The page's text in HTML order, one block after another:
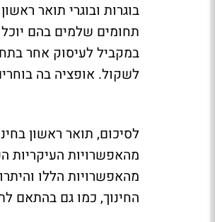
בוגרות ובוגרי תואר
תחומים שלמים בהם
במקביל לעיסוק אחר
לשקול. אופציה בה
לסיכום, תואר ראשון
מהאפשרויות העיקריות
מהאפשרויות הללו
החינוך, כמו גם בהתאם